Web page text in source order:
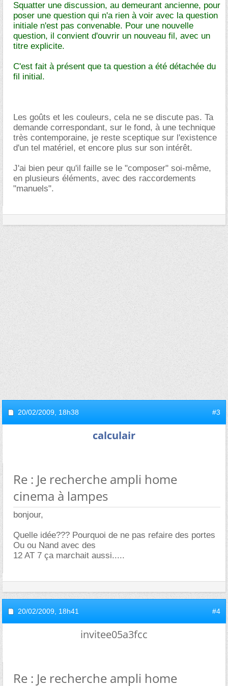
Squatter une discussion, au demeurant ancienne, pour
poser une question qui n'a rien à voir avec la question
initiale n'est pas convenable. Pour une nouvelle
question, il convient d'ouvrir un nouveau fil, avec un
titre explicite.
C'est fait à présent que ta question a été détachée du
fil initial.
Les goûts et les couleurs, cela ne se discute pas. Ta
demande correspondant, sur le fond, à une technique
très contemporaine, je reste sceptique sur l'existence
d'un tel matériel, et encore plus sur son intérêt.
J'ai bien peur qu'il faille se le "composer" soi-même,
en plusieurs éléments, avec des raccordements
"manuels".
20/02/2009, 18h38 #3
calculair
Re : Je recherche ampli home
cinema à lampes
bonjour,
Quelle idée??? Pourquoi de ne pas refaire des portes
Ou ou Nand avec des
12 AT 7 ça marchait aussi.....
20/02/2009, 18h41 #4
invitee05a3fcc
Re : Je recherche ampli home